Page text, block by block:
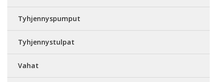
Tyhjennyspumput
Tyhjennystulpat
Vahat